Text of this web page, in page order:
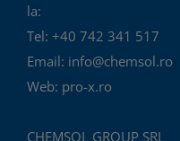
la:
Tel: +40 742 341 517
Email: info@chemsol.ro
Web: pro-x.ro
CHEMSOL GROUP SRL